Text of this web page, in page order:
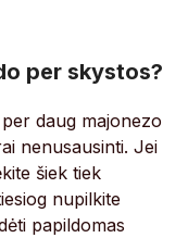
per skystos?
daug majonezo
nenusausinti. Jei
šiek tiek
nupilkite
papildomas